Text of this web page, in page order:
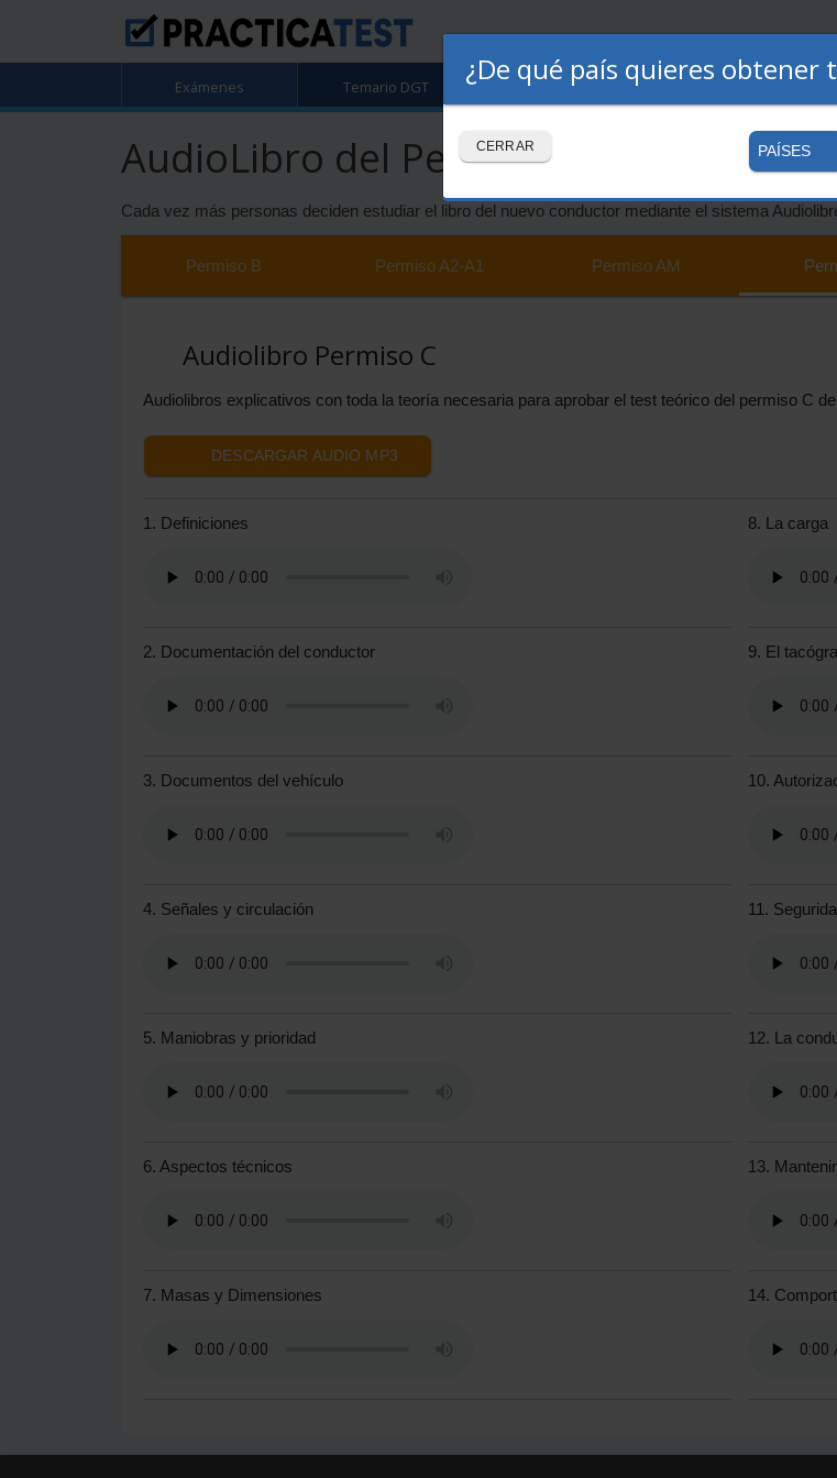
Exámenes Temario DGT Premium
AudioLibro del Permiso C 2026 de la
Cada vez más personas deciden estudiar el libro del nuevo conductor mediante el sistema
PermisoB Permiso A2-A1 PermisoAM
Audiolibro Permiso C
Audiolibros explicativos con toda la teoría necesaria para aprobar el test teórico del permiso C
DESCARGAR AUDIO MP3
1. Definiciones
2. Documentación del conductor
3. Documentos del vehículo
4. Señales y circulación
5. Maniobras y prioridad
6. Aspectos técnicos
7. Masas y Dimensiones
8. La carga
9. El
10.
11.
12. La
13.
14.
¿De qué país quieres obtener
CERRAR PAÍSES